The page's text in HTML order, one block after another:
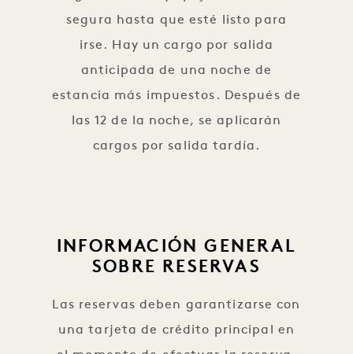
segura hasta que esté listo para
irse. Hay un cargo por salida
anticipada de una noche de
estancia más impuestos. Después de
las 12 de la noche, se aplicarán
cargos por salida tardía.
INFORMACIÓN GENERAL
SOBRE RESERVAS
Las reservas deben garantizarse con
una tarjeta de crédito principal en